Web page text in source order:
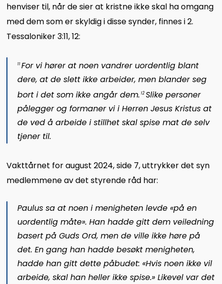
henviser til, når de sier at kristne ikke skal ha omgang
med dem som er skyldig i disse synder, finnes i 2.
Tessaloniker 3:11, 12:
11 For vi hører at noen vandrer uordentlig blant
dere, at de slett ikke arbeider, men blander seg
bort i det som ikke angår dem. 12 Slike personer
pålegger og formaner vi i Herren Jesus Kristus at
de ved å arbeide i stillhet skal spise mat de selv
tjener til.
Vakttårnet for august 2024, side 7, uttrykker det syn
medlemmene av det styrende råd har:
Paulus sa at noen i menigheten levde «på en
uordentlig måte». Han hadde gitt dem veiledning
basert på Guds Ord, men de ville ikke høre på
det. En gang han hadde besøkt menigheten,
hadde han gitt dette påbudet: «Hvis noen ikke vil
arbeide, skal han heller ikke spise.» Likevel var det